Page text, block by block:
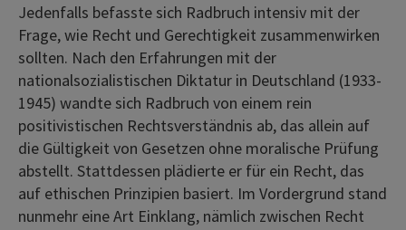
Jedenfalls befasste sich Radbruch intensiv mit der
Frage, wie Recht und Gerechtigkeit zusammenwirken
sollten. Nach den Erfahrungen mit der
nationalsozialistischen Diktatur in Deutschland (1933-
1945) wandte sich Radbruch von einem rein
positivistischen Rechtsverständnis ab, das allein auf
die Gültigkeit von Gesetzen ohne moralische Prüfung
abstellt. Stattdessen plädierte er für ein Recht, das
auf ethischen Prinzipien basiert. Im Vordergrund stand
nunmehr eine Art Einklang, nämlich zwischen Recht